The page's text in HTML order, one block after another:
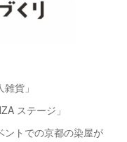
貨」
ステージ」
ントでの京都の染屋が